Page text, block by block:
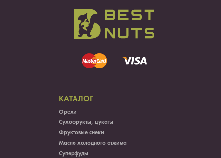
КАТАЛОГ
Орехи
Сухофрукты, цукаты
Фруктовые снеки
Масло холодного отжима
Суперфуды